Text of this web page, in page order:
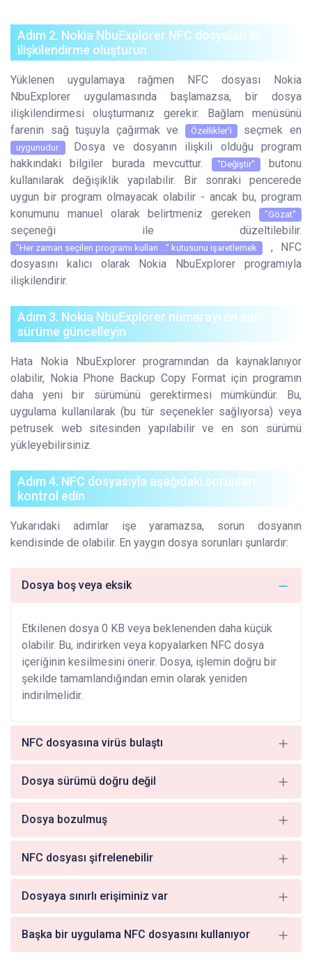
Adım 2. Nokia NbuExplorer NFC dosyaları ile
ilişkilendirme oluşturun
Yüklenen uygulamaya rağmen NFC dosyası Nokia
NbuExplorer uygulamasında başlamazsa, bir dosya
ilişkilendirmesi oluşturmanız gerekir. Bağlam menüsünü
farenin sağ tuşuyla çağırmak ve
Özellikler'i seçmek en
uygunudur.
Dosya ve dosyanın ilişkili olduğu program
hakkındaki bilgiler burada mevcuttur.
"Değiştir" butonu
kullanılarak değişiklik yapılabilir. Bir sonraki pencerede
uygun bir program olmayacak olabilir - ancak bu, program
konumunu manuel olarak belirtmeniz gereken
"Gözat"
seçeneği ile düzeltilebilir.
"Her zaman seçilen programı kullan ..." kutusunu işaretlemek
, NFC
dosyasını kalıcı olarak Nokia NbuExplorer programıyla
ilişkilendirir.
Adım 3. Nokia NbuExplorer numarayı en son
sürüme güncelleyin
Hata Nokia NbuExplorer programından da kaynaklanıyor
olabilir, Nokia Phone Backup Copy Format için programın
daha yeni bir sürümünü gerektirmesi mümkündür. Bu,
uygulama kullanılarak (bu tür seçenekler sağlıyorsa) veya
petrusek web sitesinden yapılabilir ve en son sürümü
yükleyebilirsiniz.
Adım 4. NFC dosyasıyla aşağıdaki sorunları
kontrol edin
Yukarıdaki adımlar işe yaramazsa, sorun dosyanın
kendisinde de olabilir. En yaygın dosya sorunları şunlardır:
Dosya boş veya eksik
Etkilenen dosya 0 KB veya beklenenden daha küçük
olabilir. Bu, indirirken veya kopyalarken NFC dosya
içeriğinin kesilmesini önerir. Dosya, işlemin doğru bir
şekilde tamamlandığından emin olarak yeniden
indirilmelidir.
NFC dosyasına virüs bulaştı
Dosya sürümü doğru değil
Dosya bozulmuş
NFC dosyası şifrelenebilir
Dosyaya sınırlı erişiminiz var
Başka bir uygulama NFC dosyasını kullanıyor